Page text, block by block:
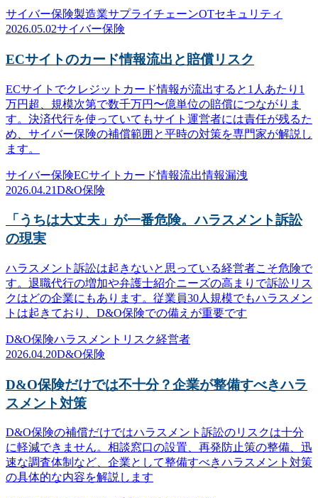
サイバー保険製造業サプライチェーンOTセキュリティ
2026.05.02サイバー保険
ECサイトのカード情報流出と賠償リスク
ECサイトでクレジットカード情報が流出すると1人あたり1
万円超、規模次第で数千万円〜億単位の賠償につながりま
す。決済代行を使っていてもサイト運営者には責任が残るた
め、サイバー保険の補償範囲と平時の対策を専門家が解説し
ます。
サイバー保険ECサイト カード情報流出情報漏洩
2026.04.21D&O保険
「うちは大丈夫」が一番危険。ハラスメント訴訟
の現実
ハラスメント訴訟は起きないと思っている経営者こそ危険で
す。退職代行の増加や弁護士紹介ニーズの高まりで訴訟リス
クはどの企業にもあります。従業員30人規模でもハラスメン
トは起きており、D&O保険での備えが重要です
D&O保険ハラスメント リスク経営者
2026.04.20D&O保険
D&O保険だけでは不十分？企業が整備すべきハラ
スメント対策
D&O保険の補償だけではハラスメント訴訟のリスクは十分
に軽減できません。相談窓口の設置、再発防止策の整備、迅
速な調査体制など、企業として整備すべきハラスメント対策
の具体的な内容を解説します